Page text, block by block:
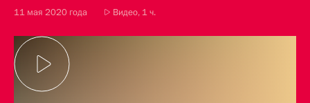
11 мая 2020 года Видео, 1 ч.